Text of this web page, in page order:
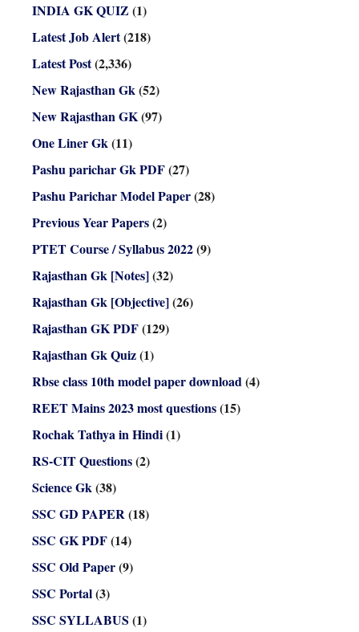
INDIA GK QUIZ (1)
Latest Job Alert(218)
Latest Post(2,336)
New Rajasthan Gk(52)
New Rajasthan GK(97)
One Liner Gk(11)
Pashu parichar Gk PDF(27)
Pashu Parichar Model Paper(28)
Previous Year Papers(2)
PTET Course / Syllabus 2022(9)
Rajasthan Gk [Notes](32)
Rajasthan Gk [Objective](26)
Rajasthan GK PDF(129)
Rajasthan Gk Quiz(1)
Rbse class 10th model paper download(4)
REET Mains 2023 most questions(15)
Rochak Tathya in Hindi(1)
RS-CIT Questions(2)
Science Gk(38)
SSC GD PAPER(18)
SSC GK PDF(14)
SSC Old Paper(9)
SSC Portal(3)
SSC SYLLABUS (1)